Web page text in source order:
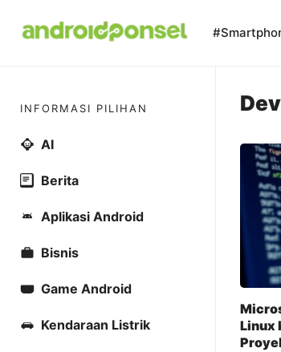
Linux
INFORMASI PILIHAN
AI
Berita
Aplikasi Android
Bisnis
Game Android
Kendaraan Listrik